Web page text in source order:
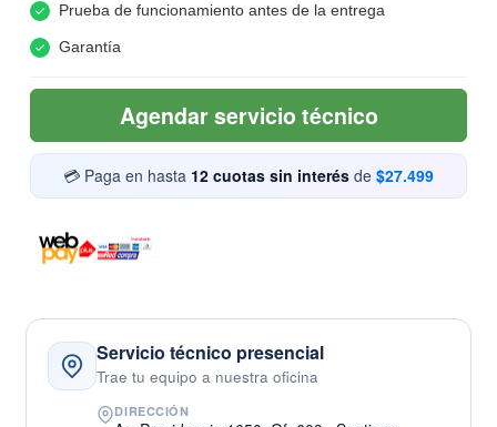
Prueba de funcionamiento antes de la entrega
Garantía
Agendar servicio técnico
💳 Paga en hasta 12 cuotas sin interés de $27.499
Servicio técnico presencial
Trae tu equipo a nuestra oficina
DIRECCIÓN